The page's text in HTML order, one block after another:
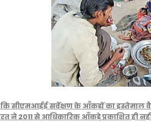
कि सीएमआईई सर्वेक्षण के आँकड़ों का इस्तेमाल
ने 2011 से आधिकारिक आँकड़े प्रकाशित ही